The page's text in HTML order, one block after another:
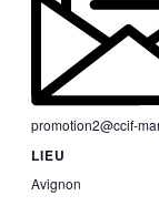
promotion2@ccif-
LIEU
Avignon